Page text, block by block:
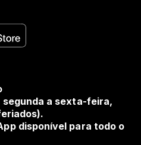
a sexta-feira,
disponível para todo o